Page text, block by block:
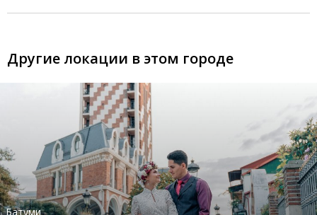
Другие локации в этом городе
Батуми